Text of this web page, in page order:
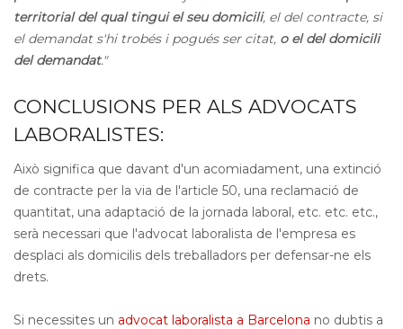
territorial del qual tingui el seu domicili, el del contracte, si
el demandat s'hi trobés i pogués ser citat, o el del domicili
del demandat."
CONCLUSIONS PER ALS ADVOCATS
LABORALISTES:
Això significa que davant d'un acomiadament, una extinció
de contracte per la via de l'article 50, una reclamació de
quantitat, una adaptació de la jornada laboral, etc. etc. etc.,
serà necessari que l'advocat laboralista de l'empresa es
desplaci als domicilis dels treballadors per defensar-ne els
drets.
Si necessites un advocat laboralista a Barcelona no dubtis a